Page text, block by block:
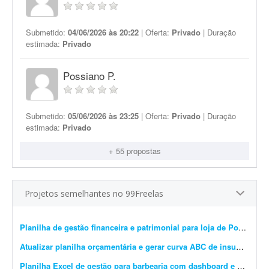
Submetido: 04/06/2026 às 20:22 | Oferta: Privado | Duração
estimada: Privado
Possiano P.
Submetido: 05/06/2026 às 23:25 | Oferta: Privado | Duração
estimada: Privado
+ 55 propostas
Projetos semelhantes no 99Freelas
Planilha de gestão financeira e patrimonial para loja de Pokémon TCG
Atualizar planilha orçamentária e gerar curva ABC de insumos e serviços
Planilha Excel de gestão para barbearia com dashboard e backup